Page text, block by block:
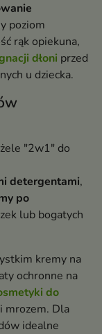
poziom
rąk opiekuna,
dłoni przed
u dziecka.
"2w1" do
detergentami,
po
lub bogatych
kremy na
ochronne na
do
mrozem. Dla
idealne